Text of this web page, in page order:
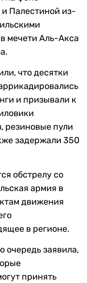
Палестиной из-
мечети Аль-Акса
что десятки
и призывали к
резиновые пули
задержали 350
обстрелу со
армия в
движения
в регионе.
очередь заявила,
принять